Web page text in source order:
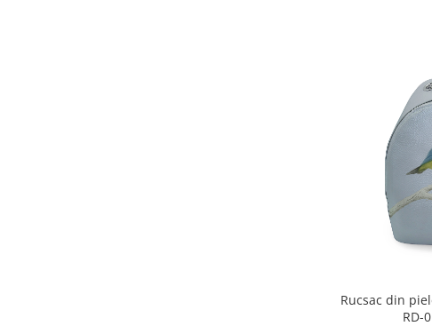
Rucsac din
RD-